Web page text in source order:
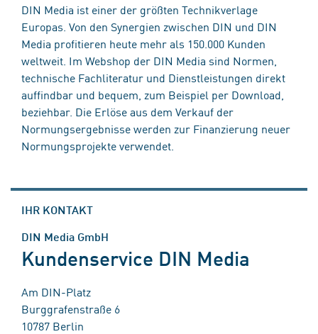
DIN Media ist einer der größten Technikverlage
Europas. Von den Synergien zwischen DIN und DIN
Media profitieren heute mehr als 150.000 Kunden
weltweit. Im Webshop der DIN Media sind Normen,
technische Fachliteratur und Dienstleistungen direkt
auffindbar und bequem, zum Beispiel per Download,
beziehbar. Die Erlöse aus dem Verkauf der
Normungsergebnisse werden zur Finanzierung neuer
Normungsprojekte verwendet.
IHR KONTAKT
DIN Media GmbH
Kundenservice DIN Media
Am DIN-Platz
Burggrafenstraße 6
10787 Berlin